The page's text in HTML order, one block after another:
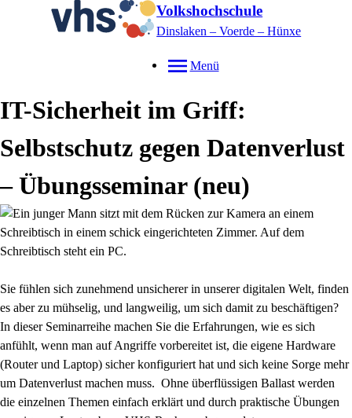
Volkshochschule
Dinslaken – Voerde – Hünxe
Menü
IT-Sicherheit im Griff:
Selbstschutz gegen Datenverlust
– Übungsseminar neu
Sie fühlen sich zunehmend unsicherer in unserer digitalen Welt, finden
es aber zu mühselig, und langweilig, um sich damit zu beschäftigen?
In dieser Seminarreihe machen Sie die Erfahrungen, wie es sich
anfühlt, wenn man auf Angriffe vorbereitet ist, die eigene Hardware
(Router und Laptop) sicher konfiguriert hat und sich keine Sorge mehr
um Datenverlust machen muss. Ohne überflüssigen Ballast werden
die einzelnen Themen einfach erklärt und durch praktische Übungen